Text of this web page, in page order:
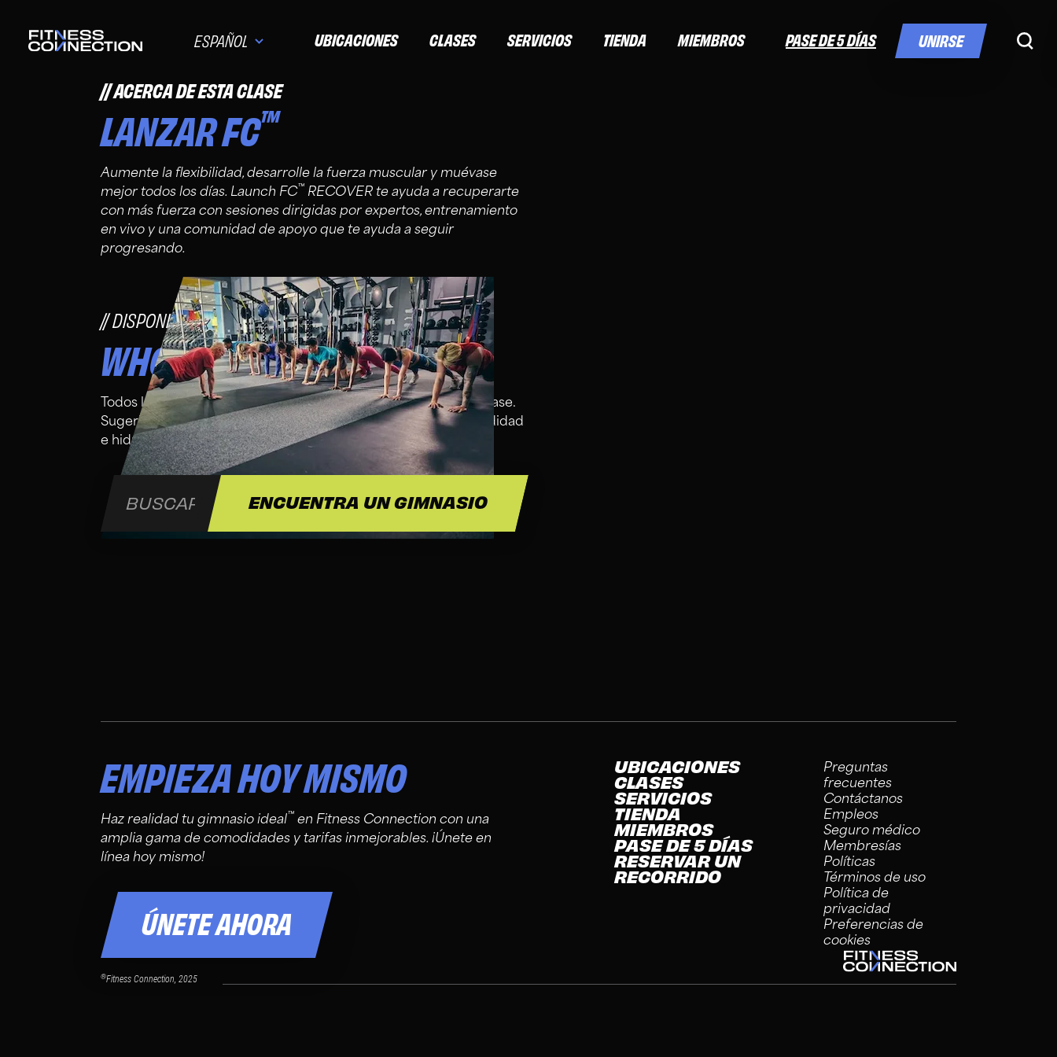
ESPAÑOL UBICACIONES CLASES SERVICIOS TIENDA MIEMBROS PASE DE 5 DÍAS UNIRSE
ACERCA DE ESTA CLASE
LANZAR FC™
Aumente la flexibilidad, desarrolle la fuerza muscular y muévase
mejor todos los días. Launch FC™ RECOVER te ayuda a recuperarte
con más fuerza con sesiones dirigidas por expertos, entrenamiento
en vivo y una comunidad de apoyo que te ayuda a seguir
progresando.
DISPONIBLE PARA MIEMBROS FC PRO, PLUS Y ELITE
WHO IS THIS CLASS FOR?
Todos los niveles de condición física son bienvenidos en esta clase.
Sugerimos traer una toalla y una botella de agua para su comodidad
e hidratación.
EMPIEZA HOY MISMO
Haz realidad tu gimnasio ideal™ en Fitness Connection con una
amplia gama de comodidades y tarifas inmejorables. ¡Únete en
línea hoy mismo!
ÚNETE AHORA
UBICACIONES
CLASES
SERVICIOS
TIENDA
MIEMBROS
PASE DE 5 DÍAS
RESERVAR UN
RECORRIDO
Preguntas
frecuentes
Contáctanos
Empleos
Seguro médico
Membresías
Políticas
Términos de uso
Política de
privacidad
Preferencias de
cookies
®Fitness Connection, 2025